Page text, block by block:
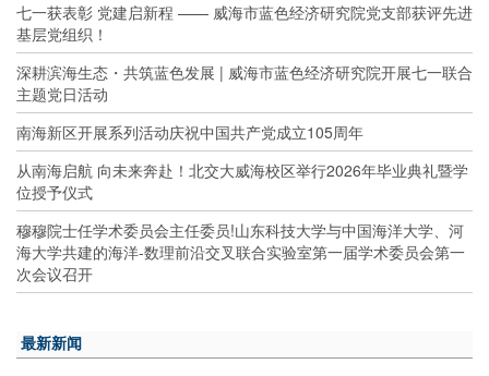
七一获表彰 党建启新程 —— 威海市蓝色经济研究院党支部获评先进
基层党组织！
深耕滨海生态・共筑蓝色发展 | 威海市蓝色经济研究院开展七一联合
主题党日活动
南海新区开展系列活动庆祝中国共产党成立105周年
从南海启航 向未来奔赴！北交大威海校区举行2026年毕业典礼暨学
位授予仪式
穆穆院士任学术委员会主任委员!山东科技大学与中国海洋大学、河
海大学共建的海洋-数理前沿交叉联合实验室第一届学术委员会第一
次会议召开
最新新闻